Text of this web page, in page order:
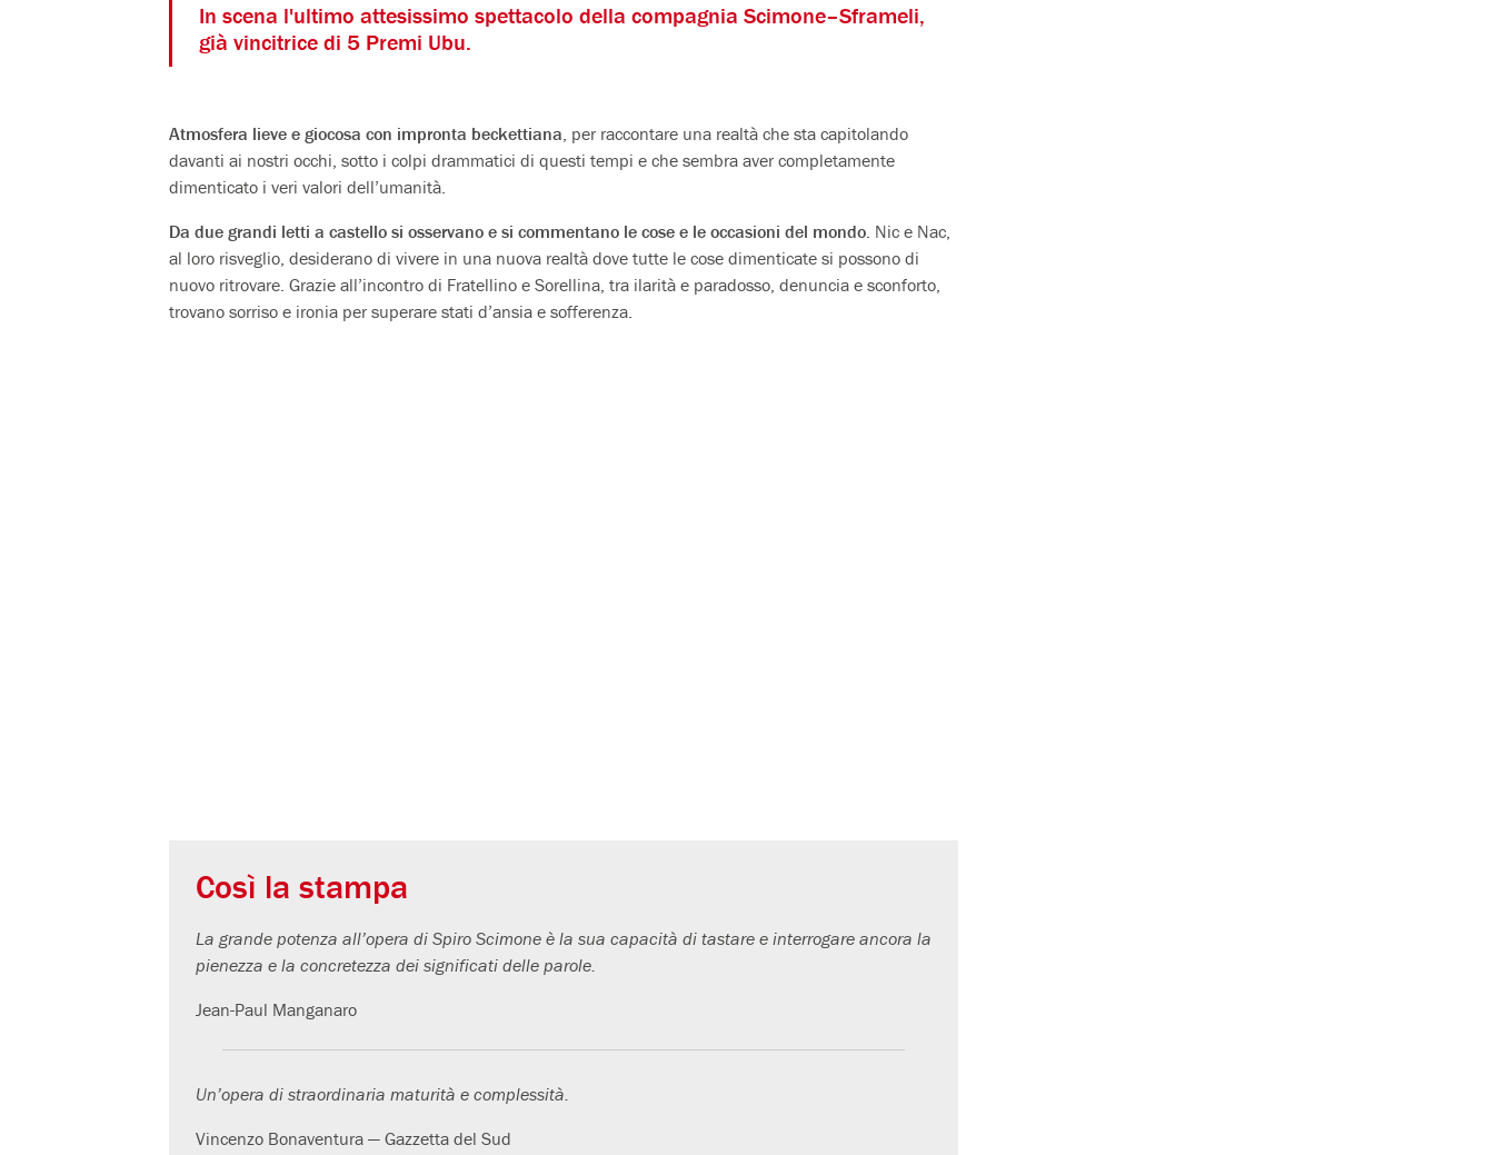
In scena l'ultimo attesissimo spettacolo della compagnia Scimone–Sframeli,
già vincitrice di 5 Premi Ubu.
Atmosfera lieve e giocosa con impronta beckettiana, per raccontare una realtà che sta capitolando
davanti ai nostri occhi, sotto i colpi drammatici di questi tempi e che sembra aver completamente
dimenticato i veri valori dell’umanità.
Da due grandi letti a castello si osservano e si commentano le cose e le occasioni del mondo. Nic e Nac,
al loro risveglio, desiderano di vivere in una nuova realtà dove tutte le cose dimenticate si possono di
nuovo ritrovare. Grazie all’incontro di Fratellino e Sorellina, tra ilarità e paradosso, denuncia e sconforto,
trovano sorriso e ironia per superare stati d’ansia e sofferenza.
Così la stampa
La grande potenza all’opera di Spiro Scimone è la sua capacità di tastare e interrogare ancora la
pienezza e la concretezza dei significati delle parole.
Jean-Paul Manganaro
Un’opera di straordinaria maturità e complessità.
Vincenzo Bonaventura — Gazzetta del Sud